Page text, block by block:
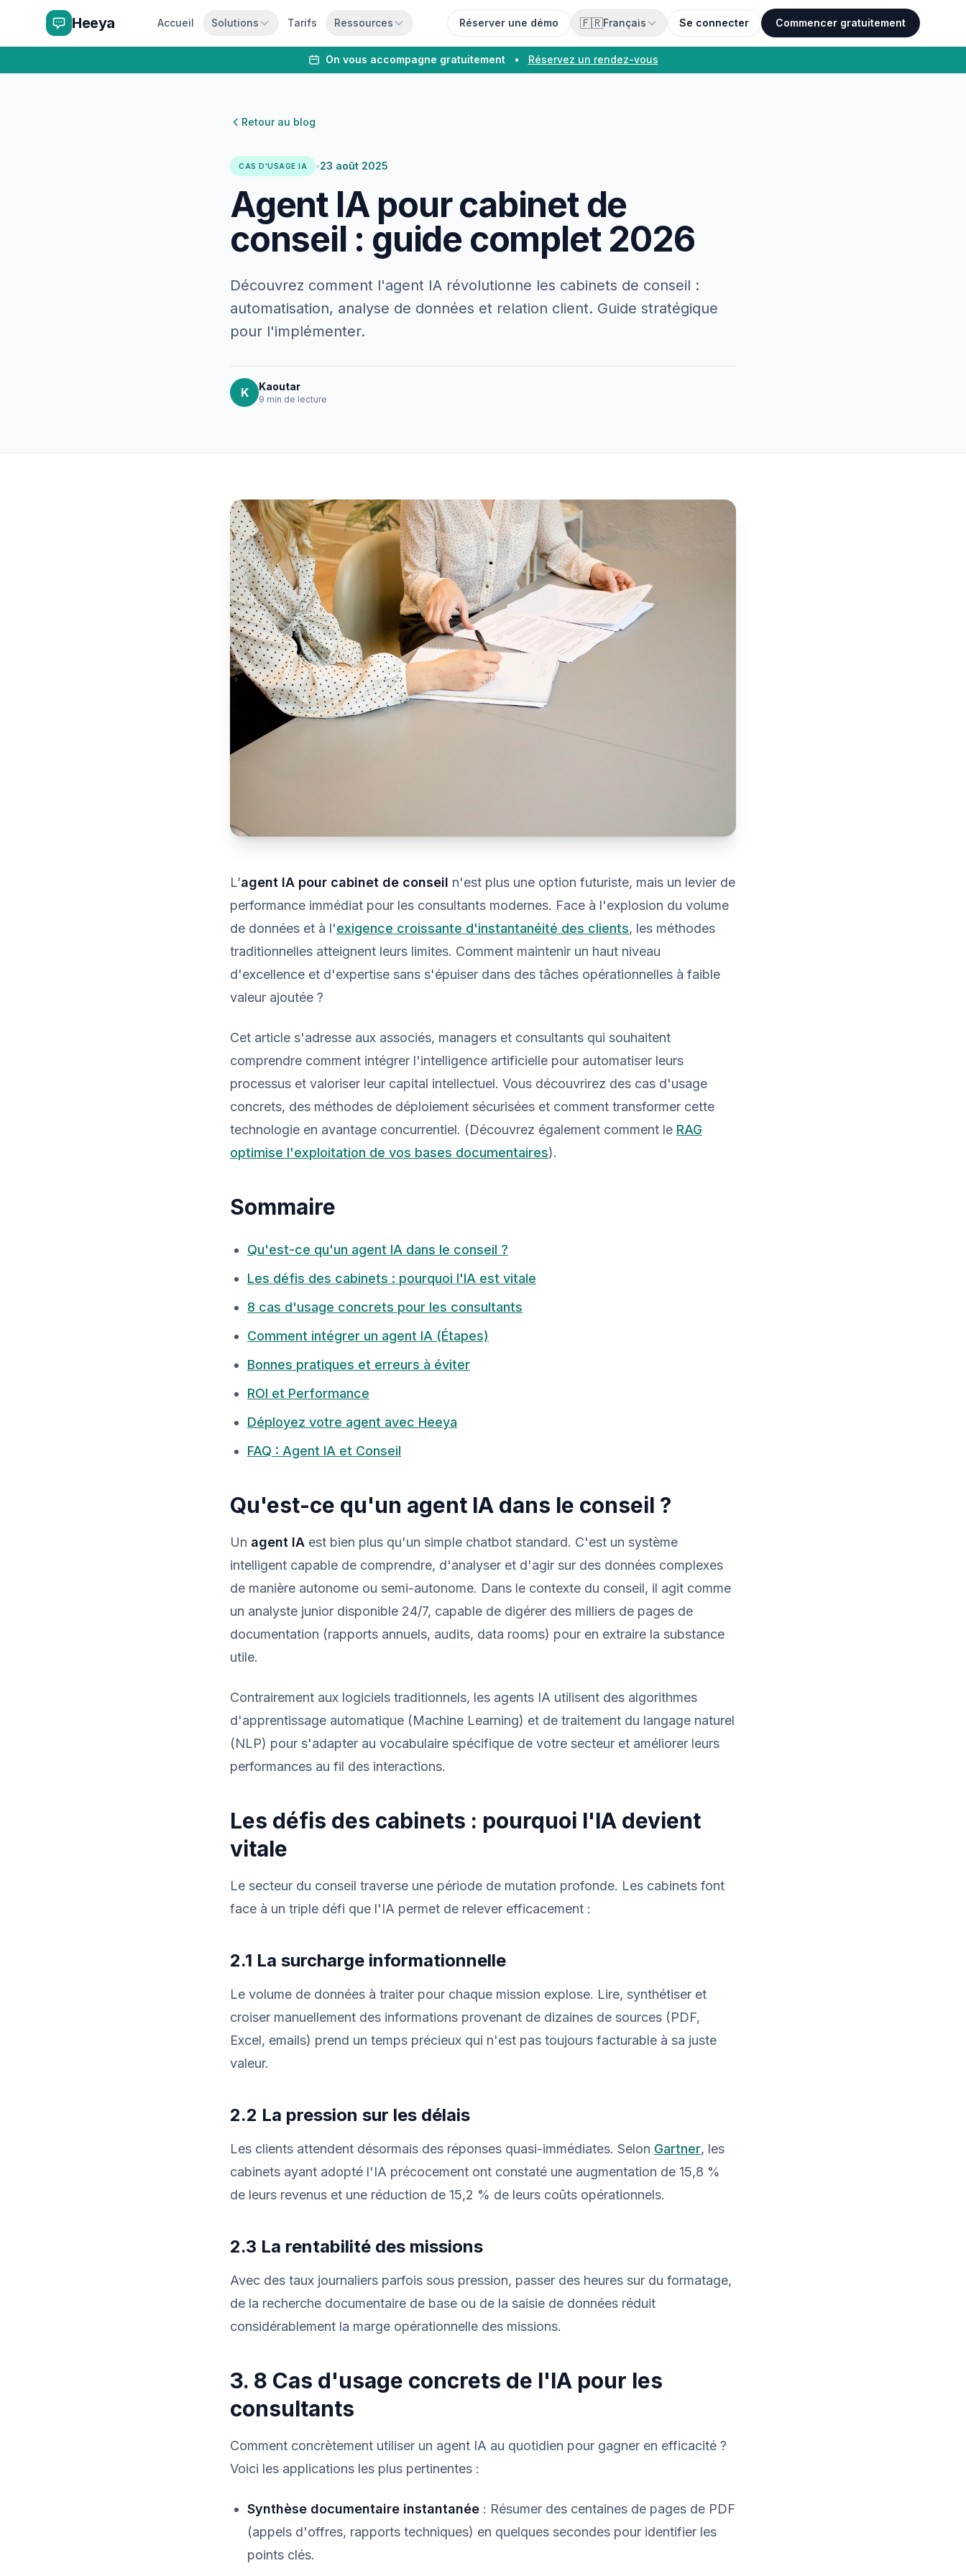
Heeya Accueil Solutions Tarifs Ressources Réserver une démo 🇫🇷Français Se connecter Commencer gratuitement
On vous accompagne gratuitement • Réservez un rendez-vous
Retour au blog
CAS D'USAGE IA •23 août 2025
Agent IA pour cabinet de
conseil : guide complet 2026
Découvrez comment l'agent IA révolutionne les cabinets de conseil :
automatisation, analyse de données et relation client. Guide stratégique
pour l'implémenter.
K Kaoutar
9 min de lecture
L’agent IA pour cabinet de conseil n'est plus une option futuriste, mais un levier de
performance immédiat pour les consultants modernes. Face à l'explosion du volume
de données et à l'exigence croissante d'instantanéité des clients, les méthodes
traditionnelles atteignent leurs limites. Comment maintenir un haut niveau
d'excellence et d'expertise sans s'épuiser dans des tâches opérationnelles à faible
valeur ajoutée ?
Cet article s'adresse aux associés, managers et consultants qui souhaitent
comprendre comment intégrer l'intelligence artificielle pour automatiser leurs
processus et valoriser leur capital intellectuel. Vous découvrirez des cas d'usage
concrets, des méthodes de déploiement sécurisées et comment transformer cette
technologie en avantage concurrentiel. (Découvrez également comment le RAG
optimise l'exploitation de vos bases documentaires).
Sommaire
Qu'est-ce qu'un agent IA dans le conseil ?
Les défis des cabinets : pourquoi l'IA est vitale
8 cas d'usage concrets pour les consultants
Comment intégrer un agent IA (Étapes)
Bonnes pratiques et erreurs à éviter
ROI et Performance
Déployez votre agent avec Heeya
FAQ : Agent IA et Conseil
Qu'est-ce qu'un agent IA dans le conseil ?
Un agent IA est bien plus qu'un simple chatbot standard. C'est un système
intelligent capable de comprendre, d'analyser et d'agir sur des données complexes
de manière autonome ou semi-autonome. Dans le contexte du conseil, il agit comme
un analyste junior disponible 24/7, capable de digérer des milliers de pages de
documentation (rapports annuels, audits, data rooms) pour en extraire la substance
utile.
Contrairement aux logiciels traditionnels, les agents IA utilisent des algorithmes
d'apprentissage automatique (Machine Learning) et de traitement du langage naturel
(NLP) pour s'adapter au vocabulaire spécifique de votre secteur et améliorer leurs
performances au fil des interactions.
Les défis des cabinets : pourquoi l'IA devient
vitale
Le secteur du conseil traverse une période de mutation profonde. Les cabinets font
face à un triple défi que l'IA permet de relever efficacement :
2.1 La surcharge informationnelle
Le volume de données à traiter pour chaque mission explose. Lire, synthétiser et
croiser manuellement des informations provenant de dizaines de sources (PDF,
Excel, emails) prend un temps précieux qui n'est pas toujours facturable à sa juste
valeur.
2.2 La pression sur les délais
Les clients attendent désormais des réponses quasi-immédiates. Selon Gartner, les
cabinets ayant adopté l'IA précocement ont constaté une augmentation de 15,8 %
de leurs revenus et une réduction de 15,2 % de leurs coûts opérationnels.
2.3 La rentabilité des missions
Avec des taux journaliers parfois sous pression, passer des heures sur du formatage,
de la recherche documentaire de base ou de la saisie de données réduit
considérablement la marge opérationnelle des missions.
3. 8 Cas d'usage concrets de l'IA pour les
consultants
Comment concrètement utiliser un agent IA au quotidien pour gagner en efficacité ?
Voici les applications les plus pertinentes :
Synthèse documentaire instantanée : Résumer des centaines de pages de PDF
(appels d'offres, rapports techniques) en quelques secondes pour identifier les
points clés.